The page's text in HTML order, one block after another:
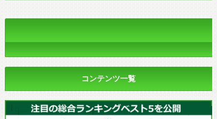
コンテンツ一覧